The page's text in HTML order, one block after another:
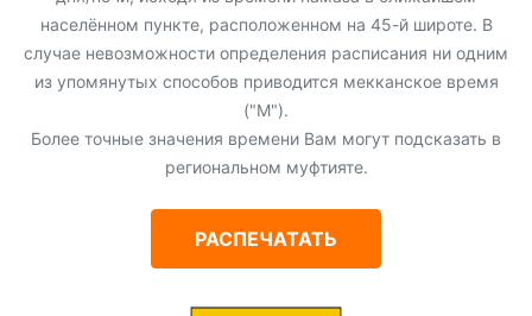
населённом пункте, расположенном на 45-й широте. В
случае невозможности определения расписания ни одним
из упомянутых способов приводится мекканское время
("М").
Более точные значения времени Вам могут подсказать в
региональном муфтияте.
РАСПЕЧАТАТЬ